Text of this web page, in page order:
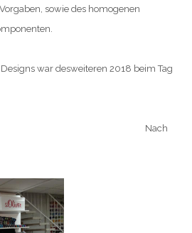
sowie des homogenen
war desweiteren 2018 beim Tag
Nach